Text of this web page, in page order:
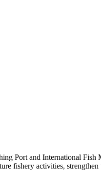
Port and International
fishery activities,